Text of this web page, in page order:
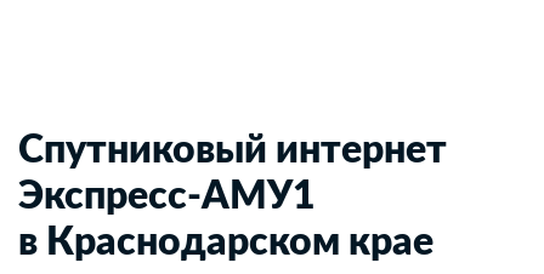
Спутниковый интернет
Экспресс-АМУ1
в Краснодарском крае